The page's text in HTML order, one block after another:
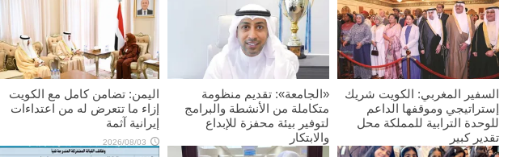
السفير المغربي: الكويت شريك
إستراتيجي وموقفها الداعم
للوحدة الترابية للمملكة محل
تقدير كبير
«الجامعة»: تقديم منظومة
متكاملة من الأنشطة والبرامج
لتوفير بيئة محفزة للإبداع
والابتكار
اليمن: تضامن كامل مع الكويت
إزاء ما تتعرض له من اعتداءات
إيرانية آثمة
2026/08/03